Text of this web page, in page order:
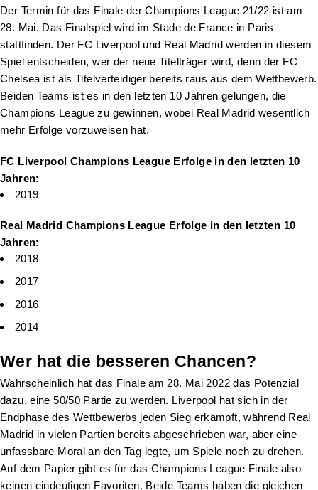
Der Termin für das Finale der Champions League 21/22 ist am
28. Mai. Das Finalspiel wird im Stade de France in Paris
stattfinden. Der FC Liverpool und Real Madrid werden in diesem
Spiel entscheiden, wer der neue Titelträger wird, denn der FC
Chelsea ist als Titelverteidiger bereits raus aus dem Wettbewerb.
Beiden Teams ist es in den letzten 10 Jahren gelungen, die
Champions League zu gewinnen, wobei Real Madrid wesentlich
mehr Erfolge vorzuweisen hat.
FC Liverpool Champions League Erfolge in den letzten 10
Jahren:
2019
Real Madrid Champions League Erfolge in den letzten 10
Jahren:
2018
2017
2016
2014
Wer hat die besseren Chancen?
Wahrscheinlich hat das Finale am 28. Mai 2022 das Potenzial
dazu, eine 50/50 Partie zu werden. Liverpool hat sich in der
Endphase des Wettbewerbs jeden Sieg erkämpft, während Real
Madrid in vielen Partien bereits abgeschrieben war, aber eine
unfassbare Moral an den Tag legte, um Spiele noch zu drehen.
Auf dem Papier gibt es für das Champions League Finale also
keinen eindeutigen Favoriten. Beide Teams haben die gleichen